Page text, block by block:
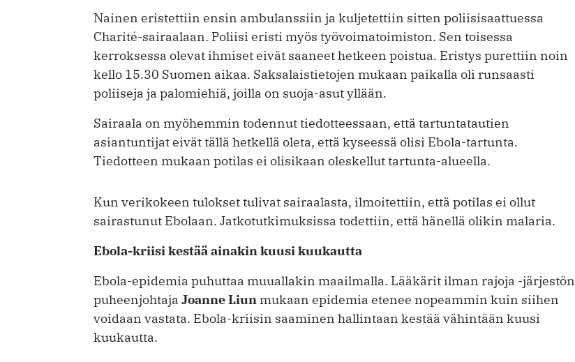
Nainen eristettiin ensin ambulanssiin ja kuljetettiin sitten poliisisaattuessa
Charité-sairaalaan. Poliisi eristi myös työvoimatoimiston. Sen toisessa
kerroksessa olevat ihmiset eivät saaneet hetkeen poistua. Eristys purettiin noin
kello 15.30 Suomen aikaa. Saksalaistietojen mukaan paikalla oli runsaasti
poliiseja ja palomiehiä, joilla on suoja-asut yllään.
Sairaala on myöhemmin todennut tiedotteessaan, että tartuntatautien
asiantuntijat eivät tällä hetkellä oleta, että kyseessä olisi Ebola-tartunta.
Tiedotteen mukaan potilas ei olisikaan oleskellut tartunta-alueella.
Kun verikokeen tulokset tulivat sairaalasta, ilmoitettiin, että potilas ei ollut
sairastunut Ebolaan. Jatkotutkimuksissa todettiin, että hänellä olikin malaria.
Ebola-kriisi kestää ainakin kuusi kuukautta
Ebola-epidemia puhuttaa muuallakin maailmalla. Lääkärit ilman rajoja -järjestön
puheenjohtaja Joanne Liun mukaan epidemia etenee nopeammin kuin siihen
voidaan vastata. Ebola-kriisin saaminen hallintaan kestää vähintään kuusi
kuukautta.